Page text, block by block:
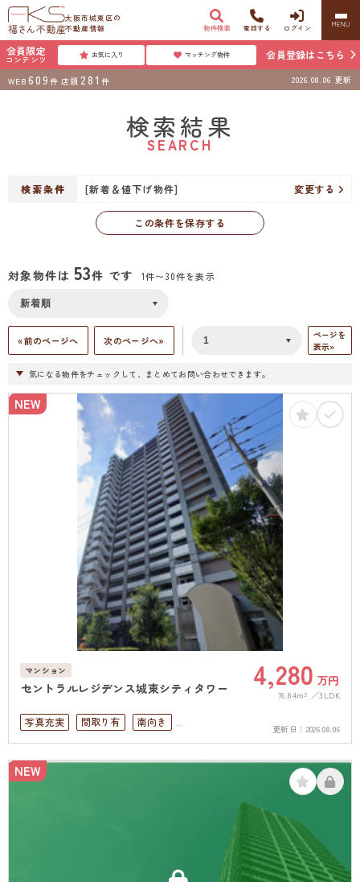
大阪市城東区の
不動産情報
物件検索 電話する ログイン MENU
会員限定
コンテンツ お気に入り マッチング物件 会員登録はこちら
WEB 609 件 店頭 281 件 2026.08.06 更新
検索結果
SEARCH
検索条件 [新着＆値下げ物件] 変更する
この条件を保存する
対象物件は53件 です 1件〜30件を表示
«前のページへ 次のページへ»
ページを
表示»
気になる物件をチェックして、まとめてお問い合わせできます。
NEW
マンション
セントラルレジデンス城東シティタワー 4,280 万円
76.84m² 3LDK
写真充実 間取り有
南向き
リフォーム済
駅徒歩10分以内
高層階
オートロック
上下水道完備
更新日： 2026.08.06
NEW